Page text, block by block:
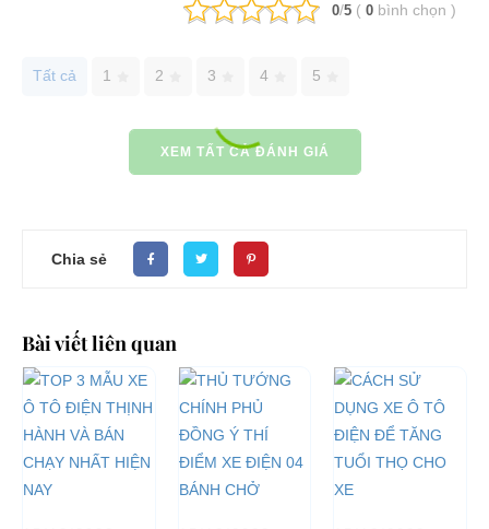
0/5 ( 0 bình chọn )
Tất cả 1 2 3 4 5
XEM TẤT CẢ ĐÁNH GIÁ
Chia sẻ
Bài viết liên quan